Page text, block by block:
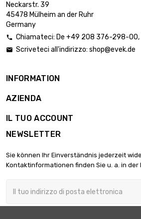
Neckarstr. 39
45478 Mülheim an der Ruhr
Germany
 Chiamateci: De +49 208 376-298-00,
 Scriveteci all'indirizzo: shop@evek.de
INFORMATION
AZIENDA
IL TUO ACCOUNT
NEWSLETTER
Sie können Ihr Einverständnis jederzeit
Kontaktinformationen finden Sie u. a. in